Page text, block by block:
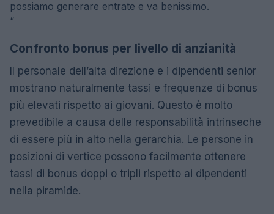
possiamo generare entrate e va benissimo.
“
Confronto bonus per livello di anzianità
Il personale dell’alta direzione e i dipendenti senior
mostrano naturalmente tassi e frequenze di bonus
più elevati rispetto ai giovani. Questo è molto
prevedibile a causa delle responsabilità intrinseche
di essere più in alto nella gerarchia. Le persone in
posizioni di vertice possono facilmente ottenere
tassi di bonus doppi o tripli rispetto ai dipendenti
nella piramide.